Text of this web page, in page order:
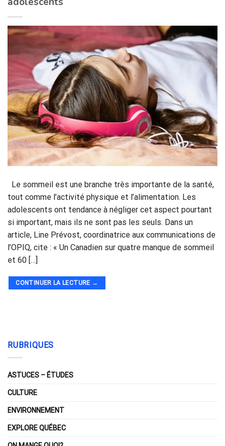
Le sommeil est une branche très importante de la santé,
tout comme l’activité physique et l’alimentation. Les
adolescents ont tendance à négliger cet aspect pourtant
si important, mais ils ne sont pas les seuls. Dans un
article, Line Prévost, coordinatrice aux communications de
l’OPIQ, cite : « Un Canadien sur quatre manque de sommeil
et 60 […]
CONTINUER LA LECTURE →
RUBRIQUES
ASTUCES – ÉTUDES
CULTURE
ENVIRONNEMENT
EXPLORE QUÉBEC